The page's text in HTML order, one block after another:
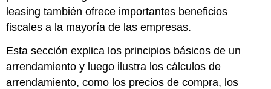
leasing también ofrece importantes beneficios
fiscales a la mayoría de las empresas.
Esta sección explica los principios básicos de un
arrendamiento y luego ilustra los cálculos de
arrendamiento, como los precios de compra, los